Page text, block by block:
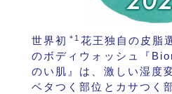
世界初 ＊ 1 花王独自の皮脂
のボディウォッシュ『
のい肌』は、激しい湿度
ベタつく部位とカサつく